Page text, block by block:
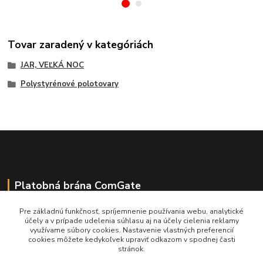
Tovar zaradený v kategóriách
JAR, VEĽKÁ NOC
Polystyrénové polotovary
Platobná brána ComGate
Pre základnú funkčnosť, spríjemnenie používania webu, analytické
účely a v prípade udelenia súhlasu aj na účely cielenia reklamy
využívame súbory cookies. Nastavenie vlastných preferencií
cookies môžete kedykoľvek upraviť odkazom v spodnej časti
stránok.